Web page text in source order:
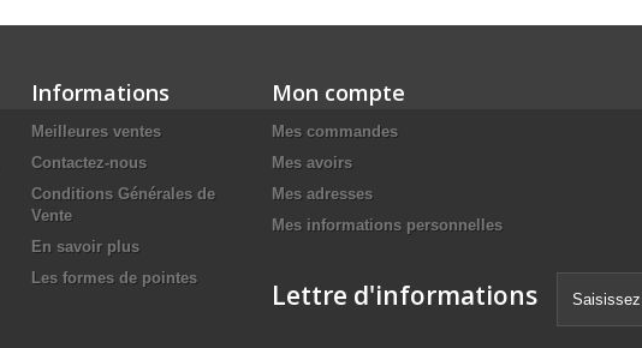
Informations
Meilleures ventes
Contactez-nous
Conditions Générales de
Vente
En savoir plus
Les formes de pointes
Mon compte
Mes commandes
Mes avoirs
Mes adresses
Mes informations personnelles
Lettre d'informations